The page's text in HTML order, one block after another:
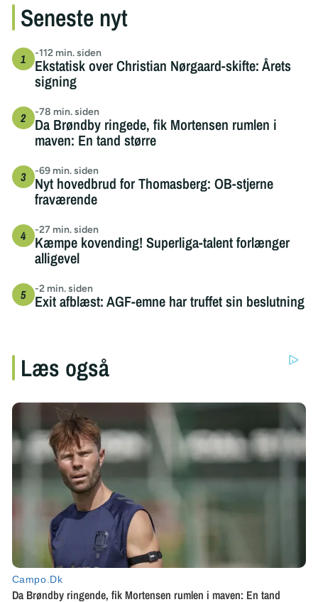
Seneste nyt
-112 min. siden
Ekstatisk over Christian Nørgaard-skifte: Årets
signing
-78 min. siden
Da Brøndby ringede, fik Mortensen rumlen i
maven: En tand større
-69 min. siden
Nyt hovedbrud for Thomasberg: OB-stjerne
fraværende
-27 min. siden
Kæmpe kovending! Superliga-talent forlænger
alligevel
-2 min. siden
Exit afblæst: AGF-emne har truffet sin beslutning